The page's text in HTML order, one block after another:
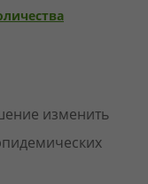
изменить